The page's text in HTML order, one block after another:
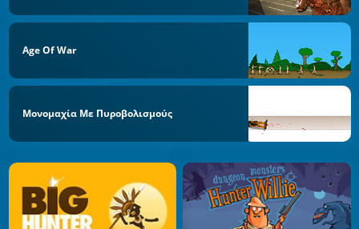
Age Of War
Μονομαχία Με Πυροβολισμούς